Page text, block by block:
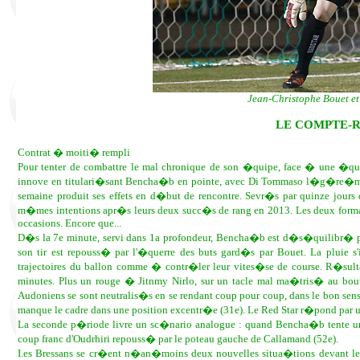
Jean-Christophe Bouet
LE COMPTE-
Contrat � moiti� rempli
Pour tenter de combattre le mal chronique de son �quipe, face � une
innove en titulari�sant Bencha�b en pointe, avec Di Tommaso
semaine produit ses effets en d�but de rencontre. Sevr�s par quinze
m�mes intentions apr�s leurs deux succ�s de rang en 2013. Les deux
occasions. Encore que...
D�s la 7e minute, servi dans 1a profondeur, Bencha�b est d�s�quilibr�
son tir est repouss� par l'�querre des buts gard�s par Bouet. La
trajectoires du ballon comme � contr�ler leur vites�se de course.
minutes. Plus un rouge � Jitnmy Nirlo, sur un tacle mal ma�tris� au
Audoniens se sont neutralis�s en se rendant coup pour coup, dans le bon
manque le cadre dans une position excentr�e (31e). Le Red Star r�pond
La seconde p�riode livre un sc�nario analogue : quand Bencha�b
coup franc d'Oudrhiri repouss� par le poteau gauche de Callamand (52e).
I.es Bressans se cr�ent n�an�moins deux nouvelles situa�tions